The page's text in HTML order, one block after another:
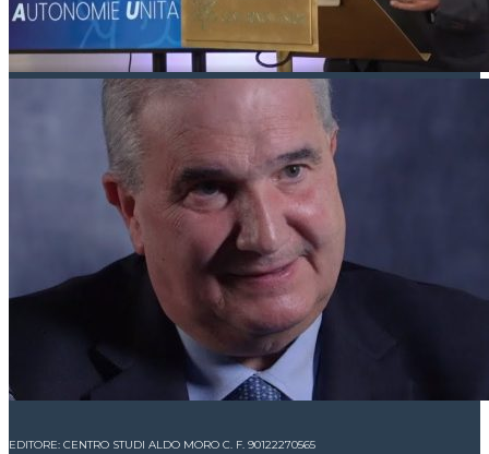
EDITORE: CENTRO STUDI ALDO MORO C. F. 90122270565